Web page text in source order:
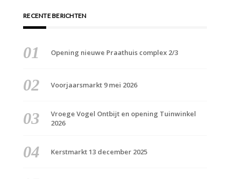
RECENTE BERICHTEN
Opening nieuwe Praathuis complex 2/3
Voorjaarsmarkt 9 mei 2026
Vroege Vogel Ontbijt en opening Tuinwinkel
2026
Kerstmarkt 13 december 2025